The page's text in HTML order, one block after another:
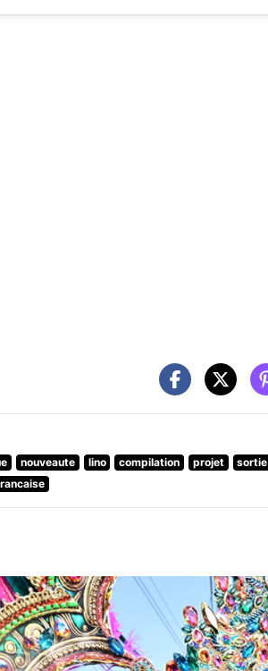
nouveaute lino compilation projet sortie